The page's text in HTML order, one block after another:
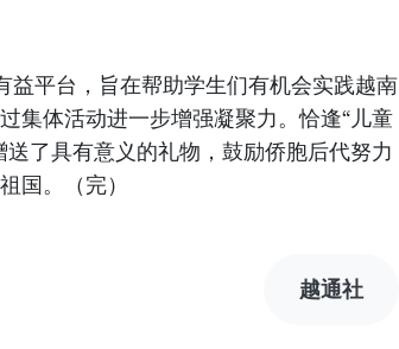
益平台，旨在帮助学生们有机会实践越南
集体活动进一步增强凝聚力。恰逢“儿童
了具有意义的礼物，鼓励侨胞后代努力
国。（完）
越通社